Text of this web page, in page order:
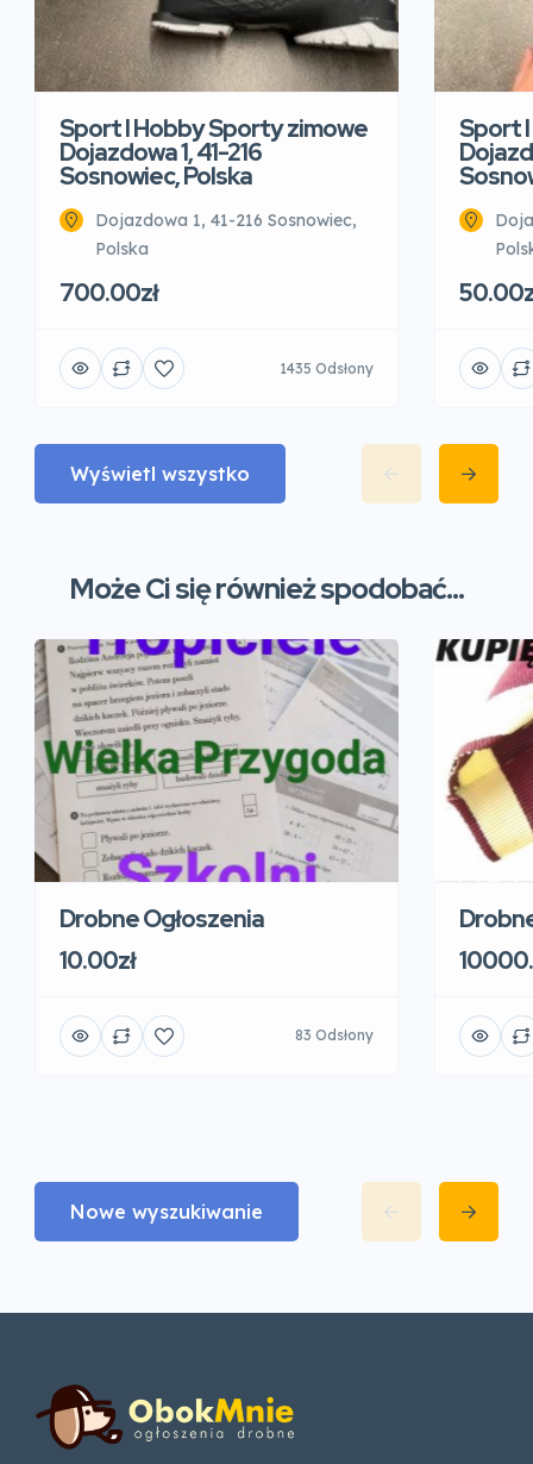
Sport I Hobby Sporty zimowe
Dojazdowa 1, 41-216
Sosnowiec, Polska
Dojazdowa 1, 41-216 Sosnowiec,
Polska
700.00zł
1435 Odsłony
Sport
Wyświetl wszystko
Może Ci się również spodobać...
Drobne Ogłoszenia
10.00zł
83 Odsłony
Nowe wyszukiwanie